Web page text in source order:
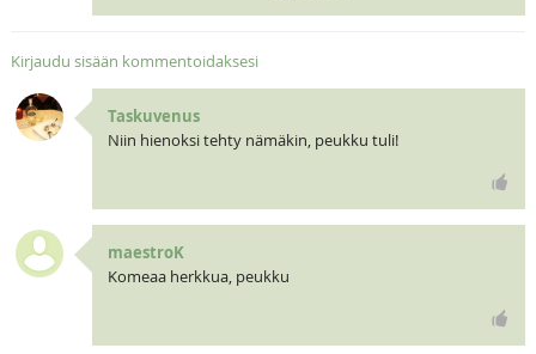
Kirjaudu sisään kommentoidaksesi
Taskuvenus
Niin hienoksi tehty nämäkin, peukku tuli!
maestroK
Komeaa herkkua, peukku